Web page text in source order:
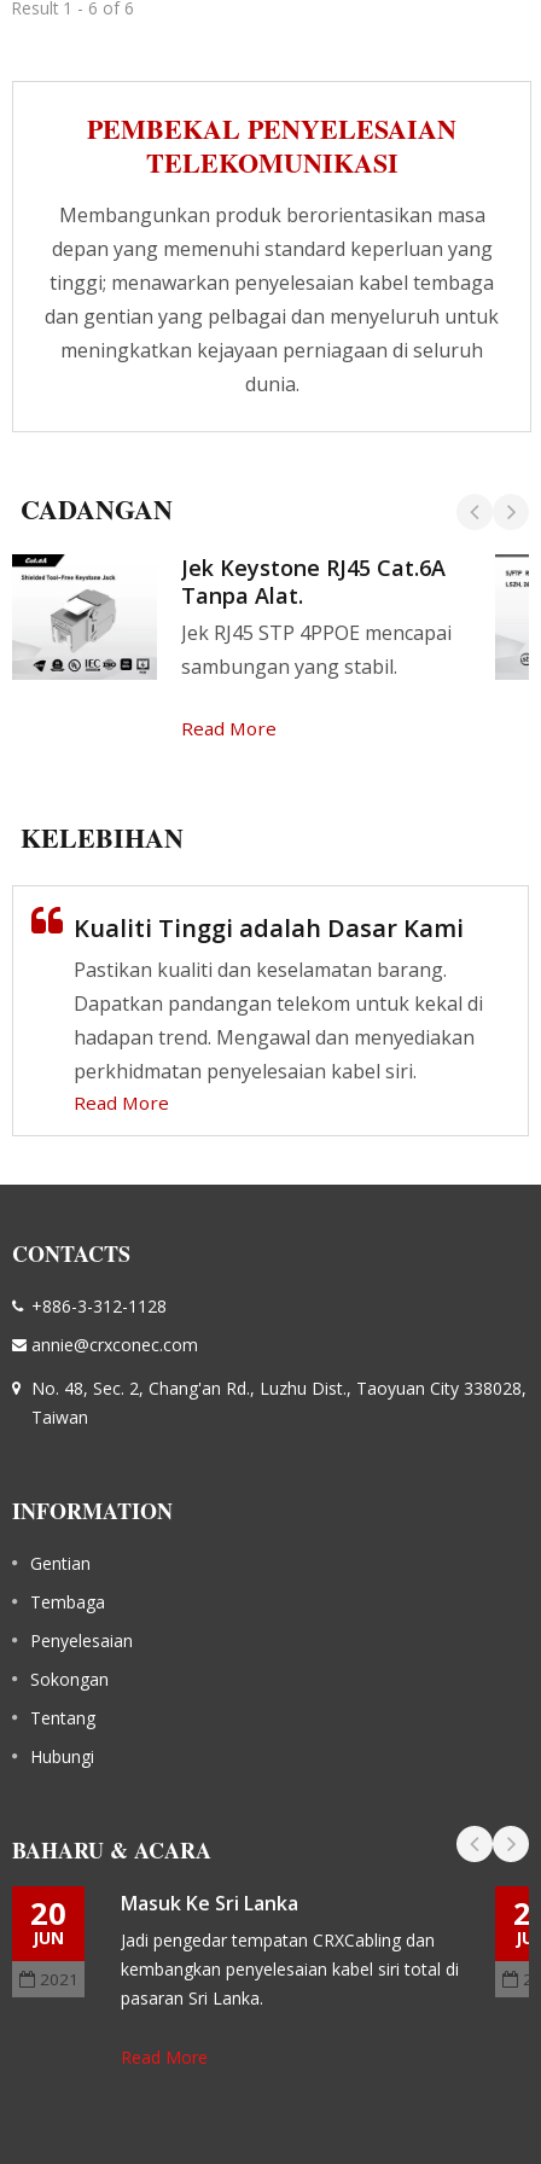
Untuk memastikan sambungan yang boleh
bersalut emas untuk ketahanan terhadap
kakisan maksimum, dan juga IDC terbina dalam
prestasinya. CRXCabling menyediakan
keseluruhan produk siri Cat.8 yang Disahkan
GHMT. Matlamat kami adalah untuk
mewujudkan persekitaran IT yang standard
tinggi untuk sistem kabel. Jika anda ingin
mendapatkan maklumat tentang perancangan
pendawaian yang sesuai, sila hubungi pasukan
Result 1 - 6 of 6
PEMBEKAL PENYELESAIAN
TELEKOMUNIKASI
Membangunkan produk berorientasikan masa
depan yang memenuhi standard keperluan yang
tinggi; menawarkan penyelesaian kabel tembaga
dan gentian yang pelbagai dan menyeluruh untuk
meningkatkan kejayaan perniagaan di seluruh
dunia.
CADANGAN
Jek Keystone RJ45 Cat.6A
Tanpa Alat.
Jek RJ45 STP 4PPOE mencapai
sambungan yang stabil.
Read More
KELEBIHAN
Kualiti Tinggi adalah Dasar Kami
Pastikan kualiti dan keselamatan barang.
Dapatkan pandangan telekom untuk kekal di
hadapan trend. Mengawal dan menyediakan
perkhidmatan penyelesaian kabel siri.
Read More
CONTACTS
+886-3-312-1128
annie@crxconec.com
No. 48, Sec. 2, Chang'an Rd., Luzhu Dist., Taoyuan City 338028,
Taiwan
INFORMATION
Gentian
Tembaga
Penyelesaian
Sokongan
Tentang
Hubungi
BAHARU & ACARA
20
JUN
2021
Masuk Ke Sri Lanka
Jadi pengedar tempatan CRXCabling dan
kembangkan penyelesaian kabel siri total di
pasaran Sri Lanka.
Read More